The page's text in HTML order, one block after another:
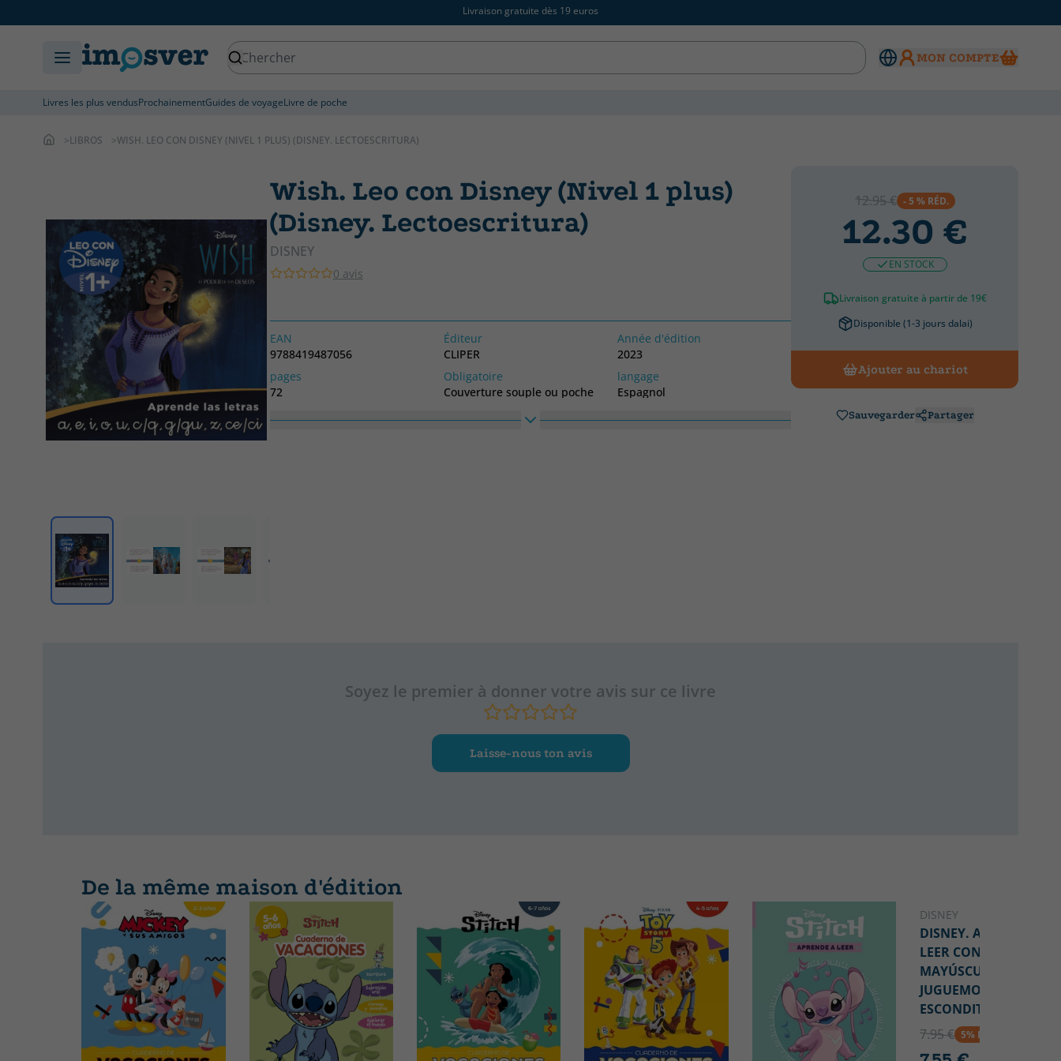
Livraison gratuite dès 19 euros
MON COMPTE
Livres les plus vendusProchainementGuides de voyageLivre de poche
LIBROS WISH. LEO CON DISNEY (NIVEL 1 PLUS) (DISNEY. LECTOESCRITURA)
Wish. Leo con Disney (Nivel 1 plus)
(Disney. Lectoescritura)
DISNEY
0 avis
EAN
9788419487056
Éditeur
CLIPER
Année d'édition
2023
pages
72
Obligatoire
Couverture souple ou poche
langage
Espagnol
12.95 € - 5 % RÉD.
12.30 €
EN STOCK
Livraison gratuite à partir de 19€
Disponible (1-3 jours dalai)
Ajouter au chariot
Sauvegarder Partager
Soyez le premier à donner votre avis sur ce livre
Laisse-nous ton avis
De la même maison d'édition
DISNEY
DISNEY. APRENDE A
LEER CON LETRA
MAYÚSCULA - ANNA,
JUGUEMOS AL
ESCONDITE
7.95 € 5% DTO